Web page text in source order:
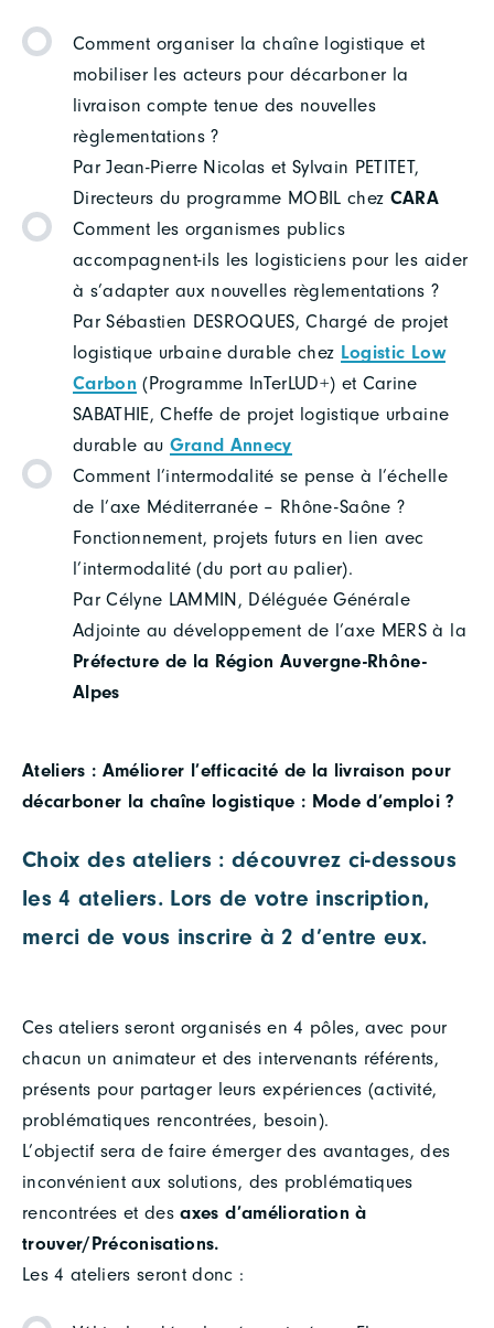
Comment organiser la chaîne logistique et
mobiliser les acteurs pour décarboner la
livraison compte tenue des nouvelles
règlementations ?
Par Jean-Pierre Nicolas et Sylvain PETITET,
Directeurs du programme MOBIL chez CARA
Comment les organismes publics
accompagnent-ils les logisticiens pour les aider
à s’adapter aux nouvelles règlementations ?
Par Sébastien DESROQUES, Chargé de projet
logistique urbaine durable chez Logistic Low
Carbon (Programme InTerLUD+) et Carine
SABATHIE, Cheffe de projet logistique urbaine
durable au Grand Annecy
Comment l’intermodalité se pense à l’échelle
de l’axe Méditerranée – Rhône-Saône ?
Fonctionnement, projets futurs en lien avec
l’intermodalité (du port au palier).
Par Célyne LAMMIN, Déléguée Générale
Adjointe au développement de l’axe MERS à la
Préfecture de la Région Auvergne-Rhône-
Alpes
Ateliers : Améliorer l’efficacité de la livraison pour
décarboner la chaîne logistique : Mode d’emploi ?
Choix des ateliers : découvrez ci-dessous
les 4 ateliers. Lors de votre inscription,
merci de vous inscrire à 2 d’entre eux.
Ces ateliers seront organisés en 4 pôles, avec pour
chacun un animateur et des intervenants référents,
présents pour partager leurs expériences (activité,
problématiques rencontrées, besoin).
L’objectif sera de faire émerger des avantages, des
inconvénient aux solutions, des problématiques
rencontrées et desaxes d’amélioration à
trouver/Préconisations.
Les 4 ateliers seront donc :